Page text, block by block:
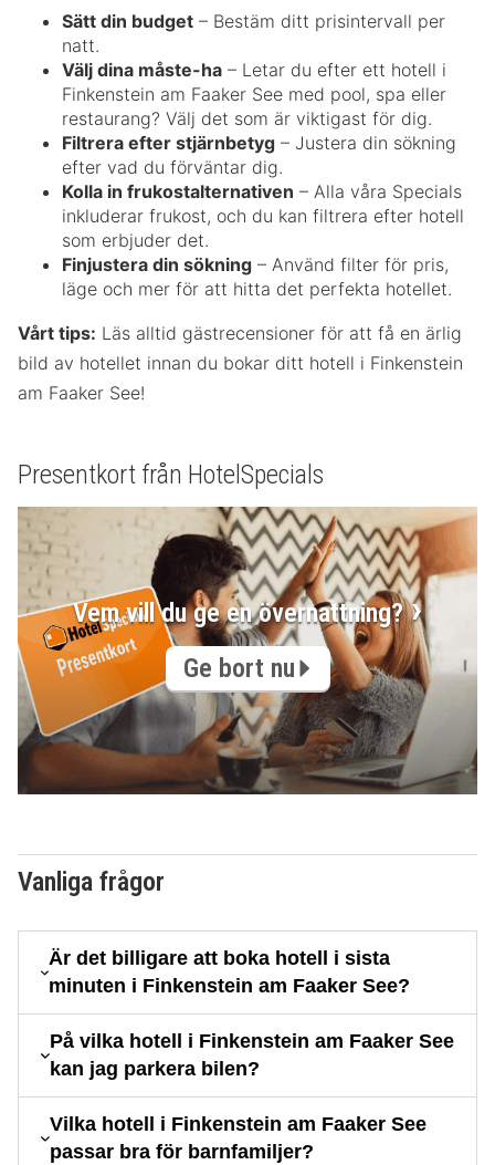
Sätt din budget – Bestäm ditt prisintervall per
natt.
Välj dina måste-ha – Letar du efter ett hotell i
Finkenstein am Faaker See med pool, spa eller
restaurang? Välj det som är viktigast för dig.
Filtrera efter stjärnbetyg – Justera din sökning
efter vad du förväntar dig.
Kolla in frukostalternativen – Alla våra Specials
inkluderar frukost, och du kan filtrera efter hotell
som erbjuder det.
Finjustera din sökning – Använd filter för pris,
läge och mer för att hitta det perfekta hotellet.
Vårt tips: Läs alltid gästrecensioner för att få en ärlig
bild av hotellet innan du bokar ditt hotell i Finkenstein
am Faaker See!
Presentkort från HotelSpecials
Vem vill du ge en övernattning?
Ge bort nu
Vanliga frågor
Är det billigare att boka hotell i sista
minuten i Finkenstein am Faaker See?
På vilka hotell i Finkenstein am Faaker See
kan jag parkera bilen?
Vilka hotell i Finkenstein am Faaker See
passar bra för barnfamiljer?